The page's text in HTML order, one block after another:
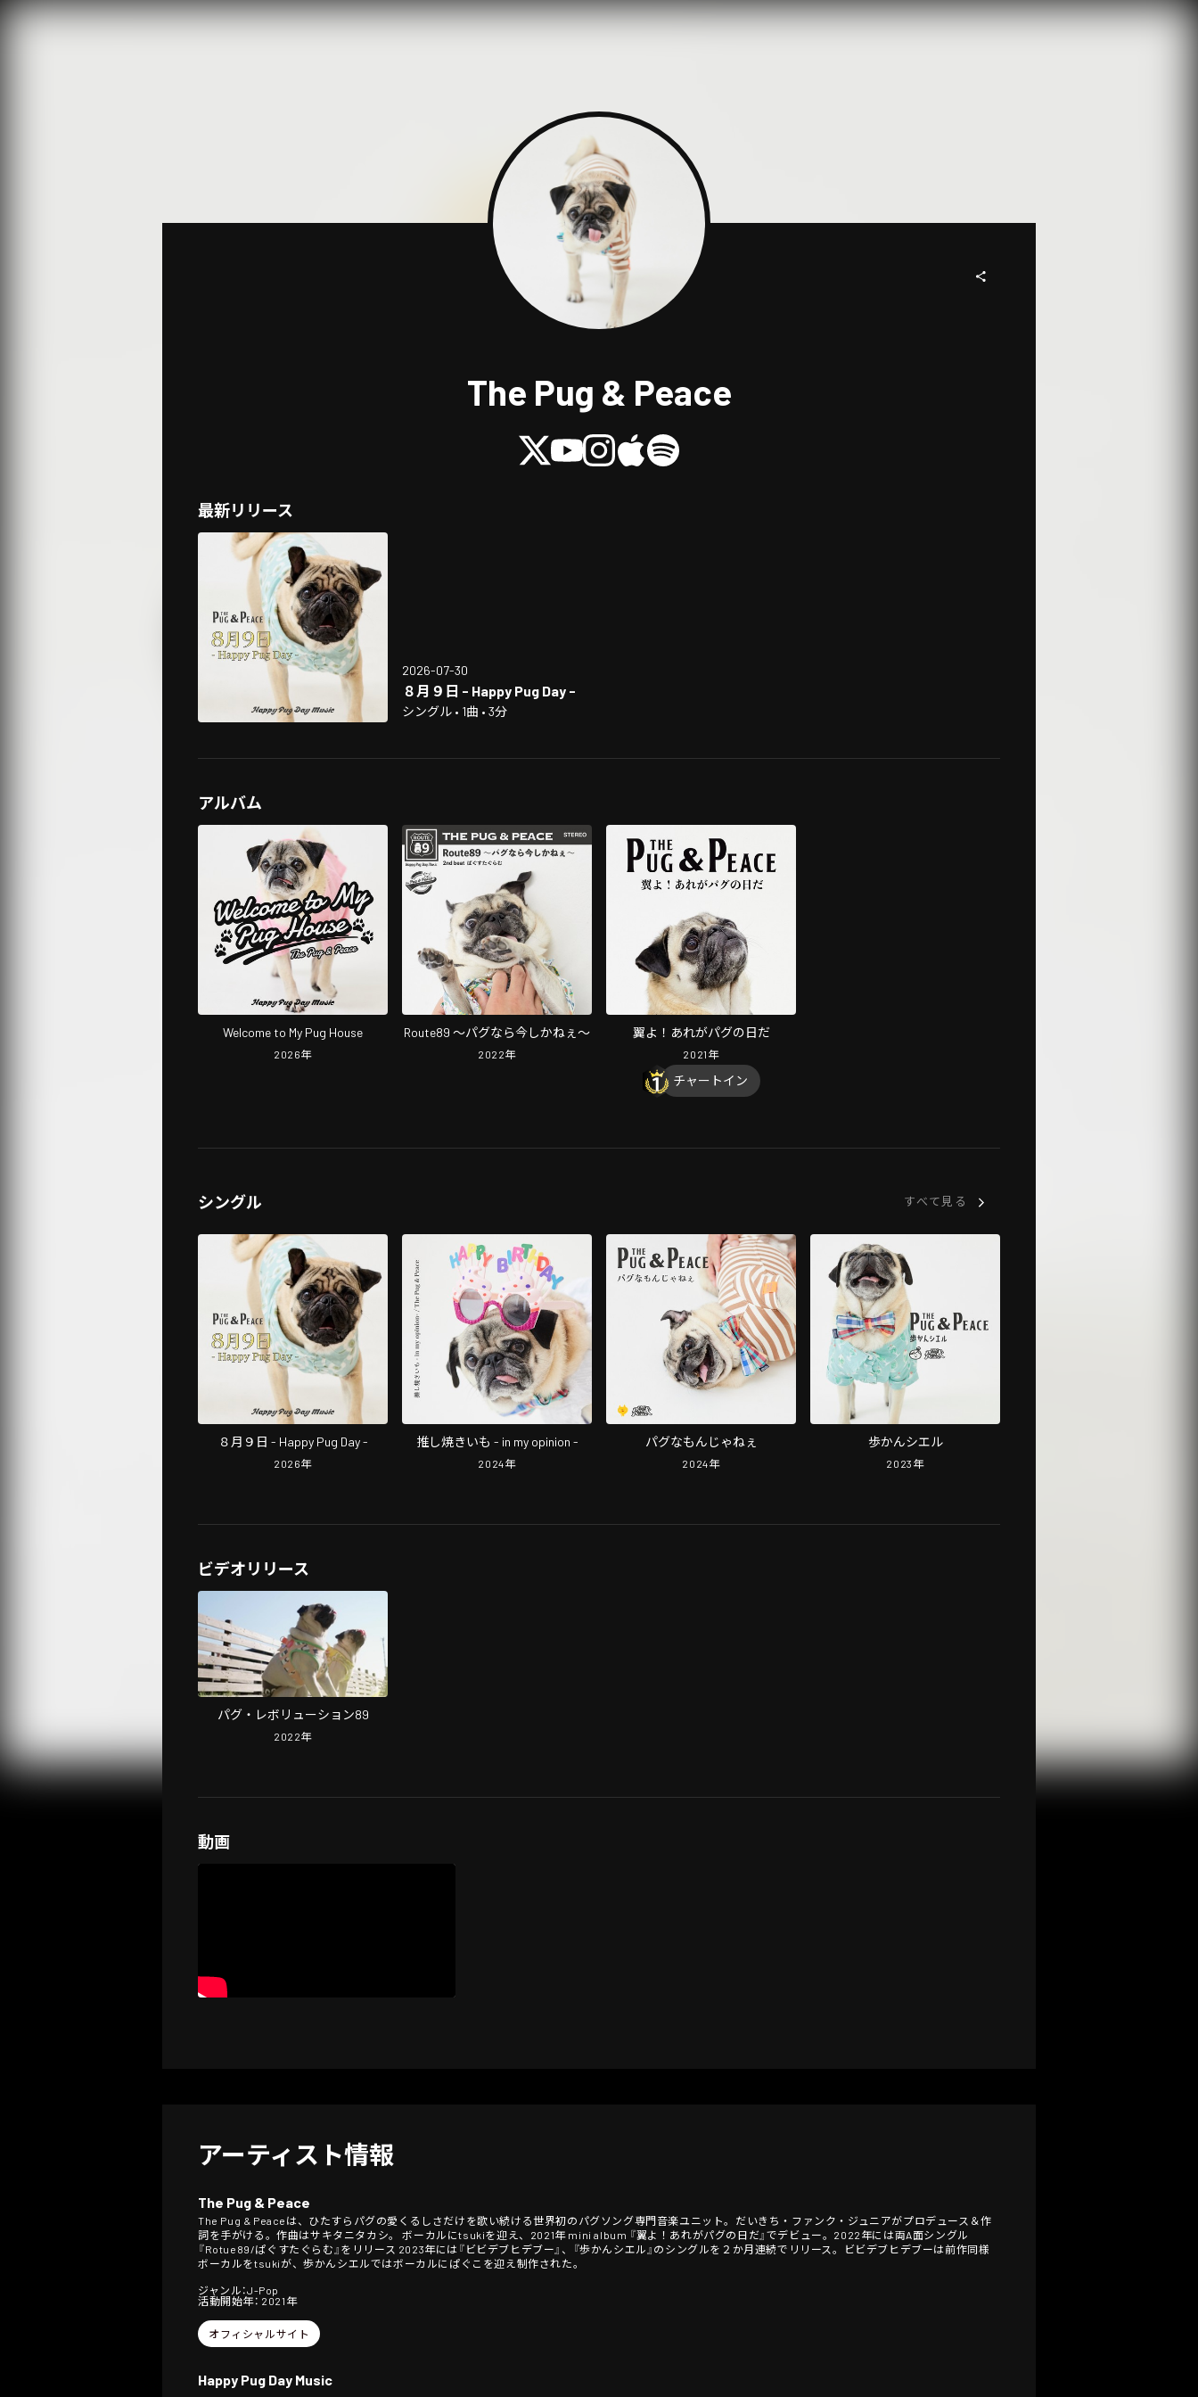
The Pug & Peace
最新リリース
2026-07-30
８月９日 - Happy Pug Day -
シングル • 1曲 • 3分
アルバム
Welcome to My Pug House
2026年
Route89 〜パグなら今しかねぇ〜
2022年
翼よ！あれがパグの日だ
2021 年
チャートイン
シングル すべて見る
８月９日 - Happy Pug Day -
2026年
推し焼きいも - in my opinion -
2024年
パグなもんじゃねぇ
2024年
歩かんシエル
2023 年
ビデオリリース
パグ・レボリューション89
2022年
動画
アーティスト情報
The Pug & Peace
The Pug & Peaceは、ひたすらパグの愛くるしさだけを歌い続ける世界初のパグソング専門音楽ユニット。だいきち・ファンク・ジュニアがプロデュース＆作
詞を手がける。作曲はサキタニタカシ。 ボーカルにtsukiを迎え、2021年 mini album 『翼よ！あれがパグの日だ』でデビュー。2022年には両A面シングル
『Rotue89/ぱぐすたぐらむ』をリリース 2023年には『ビビデブヒデブー』、『歩かんシエル』のシングルを２か月連続でリリース。ビビデブヒデブーは前作同様
ボーカルをtsukiが、歩かんシエルではボーカルにぱぐこを迎え制作された。
ジャンル：J-Pop
活動開始年： 2021年
オフィシャルサイト
Happy Pug Day Music